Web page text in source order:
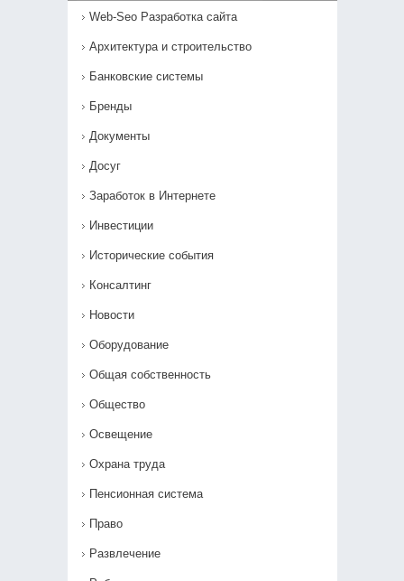
Web-Seo Разработка сайта
Архитектура и строительство
Банковские системы
Бренды
Документы
Досуг
Заработок в Интернете
Инвестиции
Исторические события
Консалтинг
Новости
Оборудование
Общая собственность
Общество
Освещение
Охрана труда
Пенсионная система
Право
Развлечение